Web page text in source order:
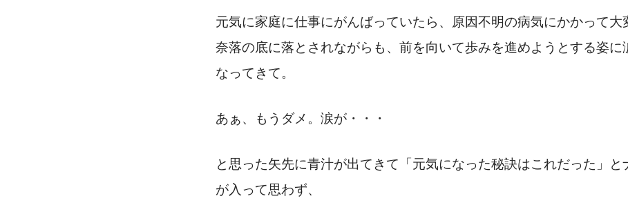
元気に家庭に仕事にがんばっていたら、原因不明の病気にかかって大
奈落の底に落とされながらも、前を向いて歩みを進めようとする姿に
なってきて。
あぁ、もうダメ。涙が・・・
と思った矢先に青汁が出てきて「元気になった秘訣はこれだった」と
が入って思わず、